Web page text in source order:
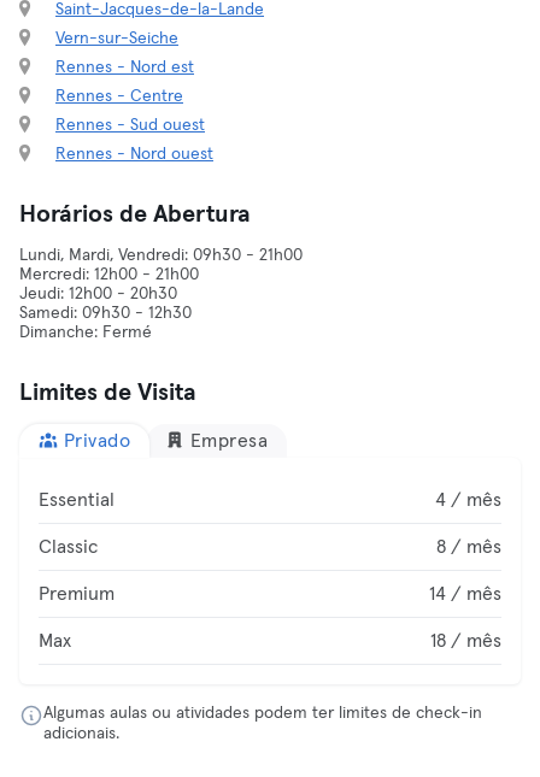
Saint-Jacques-de-la-Lande
Vern-sur-Seiche
Rennes - Nord est
Rennes - Centre
Rennes - Sud ouest
Rennes - Nord ouest
Horários de Abertura
Lundi, Mardi, Vendredi: 09h30 - 21h00
Mercredi: 12h00 - 21h00
Jeudi: 12h00 - 20h30
Samedi: 09h30 - 12h30
Dimanche: Fermé
Limites de Visita
Privado Empresa
Essential 4 / mês
Classic 8 / mês
Premium 14 / mês
Max 18 / mês
Algumas aulas ou atividades podem ter limites de check-in
adicionais.